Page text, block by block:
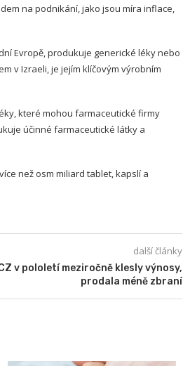
na podnikání, jako jsou míra inflace,
Evropě, produkuje generické léky nebo
v Izraeli, je jejím klíčovým výrobním
které mohou farmaceutické firmy
účinné farmaceutické látky a
než osm miliard tablet, kapslí a
další články
v pololetí meziročně klesly výnosy,
prodala méně zbraní